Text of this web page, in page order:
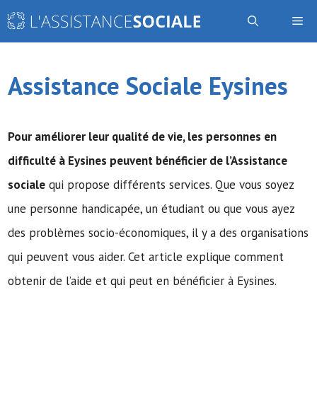
Aller
Assistance Sociale Eysines
Pour améliorer leur qualité de vie, les personnes en
difficulté à Eysines peuvent bénéficier de l’Assistance
sociale qui propose différents services. Que vous soyez
une personne handicapée, un étudiant ou que vous ayez
des problèmes socio-économiques, il y a des organisations
qui peuvent vous aider. Cet article explique comment
obtenir de l’aide et qui peut en bénéficier à Eysines.